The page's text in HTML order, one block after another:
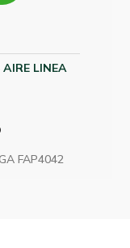
AIRE LINEA
FAP4042